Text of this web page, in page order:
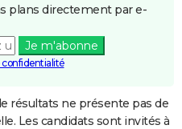
plans directement par e-
Je m'abonne
confidentialité
résultats ne présente pas de
Les candidats sont invités à